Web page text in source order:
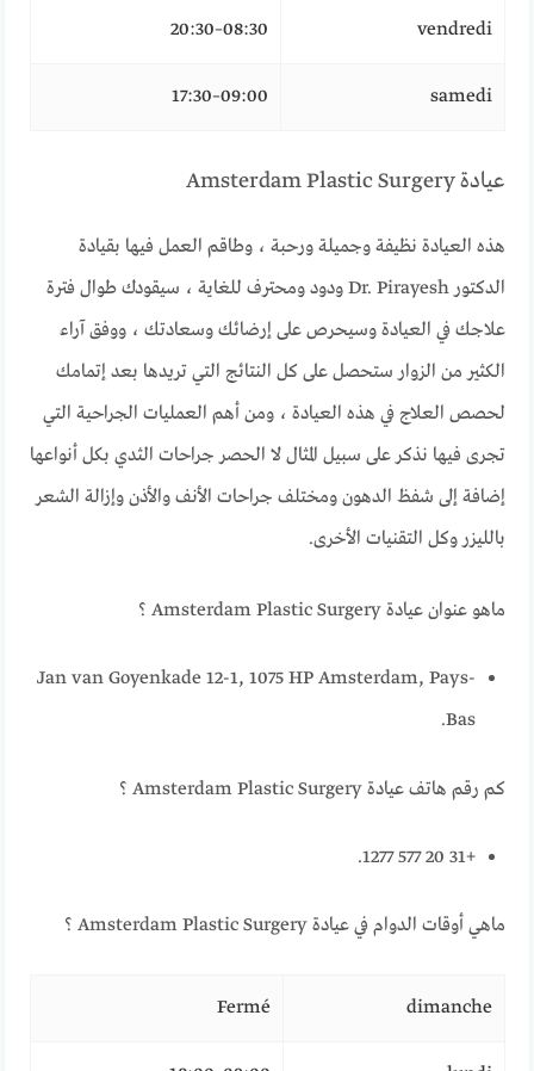
vendredi
08:30–20:30
samedi
09:00–17:30
عيادة Amsterdam Plastic Surgery
هذه العيادة نظيفة وجميلة ورحبة ، وطاقم العمل فيها بقيادة
الدكتور Dr. Pirayesh ودود ومحترف للغاية ، سيقودك طوال فترة
علاجك في العيادة وسيحرص على إرضائك وسعادتك ، ووفق آراء
الكثير من الزوار ستحصل على كل النتائج التي تريدها بعد إتمامك
لحصص العلاج في هذه العيادة ، ومن أهم العمليات الجراحية التي
تجرى فيها نذكر على سبيل المثال لا الحصر جراحات الثدي بكل أنواعها
إضافة إلى شفظ الدهون ومختلف جراحات الأنف والأذن وإزالة الشعر
بالليزر وكل التقنيات الأخرى.
ماهو عنوان عيادة Amsterdam Plastic Surgery ؟
Jan van Goyenkade 12-1, 1075 HP Amsterdam, Pays-
Bas.
كم رقم هاتف عيادة Amsterdam Plastic Surgery ؟
+31 20 577 1277.
ماهي أوقات الدوام في عيادة Amsterdam Plastic Surgery ؟
dimanche
Fermé